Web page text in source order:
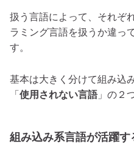
扱う言語によって、それぞ
ラミング言語を扱うか違っ
す。
基本は大きく分けて組み込
「 使用されない言語」の２
組み込み系言語が活躍す